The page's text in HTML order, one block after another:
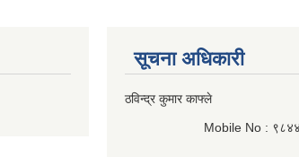
सूचना अधिकारी
ठविन्द्र कुमार काफ्ले
Mobile No :